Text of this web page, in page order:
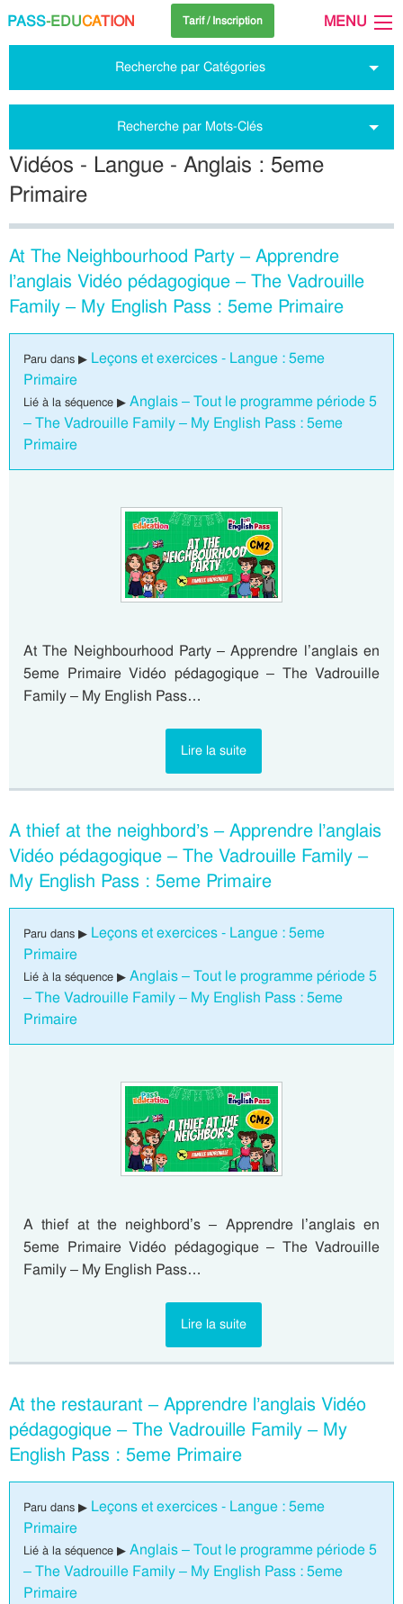
PASS-EDUCATION Tarif / Inscription MENU
Recherche par Catégories
Recherche par Mots-Clés
Vidéos - Langue - Anglais : 5eme
Primaire
At The Neighbourhood Party – Apprendre
l’anglais Vidéo pédagogique – The Vadrouille
Family – My English Pass : 5eme Primaire
Paru dans ▶ Leçons et exercices - Langue : 5eme
Primaire
Lié à la séquence ▶ Anglais – Tout le programme période 5
– The Vadrouille Family – My English Pass : 5eme
Primaire
At The Neighbourhood Party – Apprendre l’anglais en
5eme Primaire Vidéo pédagogique – The Vadrouille
Family – My English Pass…
Lire la suite
A thief at the neighbord’s – Apprendre l’anglais
Vidéo pédagogique – The Vadrouille Family –
My English Pass : 5eme Primaire
Paru dans ▶ Leçons et exercices - Langue : 5eme
Primaire
Lié à la séquence ▶ Anglais – Tout le programme période 5
– The Vadrouille Family – My English Pass : 5eme
Primaire
A thief at the neighbord’s – Apprendre l’anglais en
5eme Primaire Vidéo pédagogique – The Vadrouille
Family – My English Pass…
Lire la suite
At the restaurant – Apprendre l’anglais Vidéo
pédagogique – The Vadrouille Family – My
English Pass : 5eme Primaire
Paru dans ▶ Leçons et exercices - Langue : 5eme
Primaire
Lié à la séquence ▶ Anglais – Tout le programme période 5
– The Vadrouille Family – My English Pass : 5eme
Primaire